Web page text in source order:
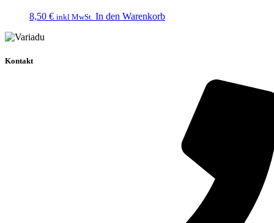
8,50 € inkl MwSt. In den Warenkorb
Kontakt